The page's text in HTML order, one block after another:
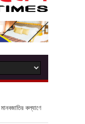
কল্যাণে